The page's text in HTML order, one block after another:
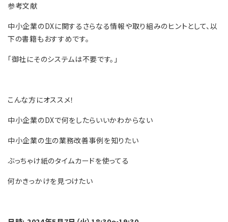
参考文献
中小企業のDXに関するさらなる情報や取り組みのヒントとして、以
下の書籍もおすすめです。
「御社にそのシステムは不要です。」
こんな方にオススメ！
中小企業のDXで何をしたらいいかわからない
中小企業の生の業務改善事例を知りたい
ぶっちゃけ紙のタイムカードを使ってる
何かきっかけを見つけたい